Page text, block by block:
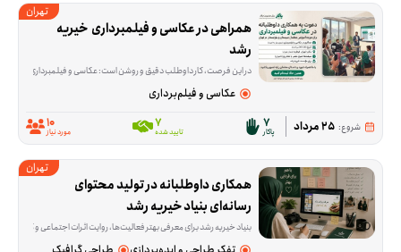
تهران
رشد
در این فرصت، کار داوطلب دقیق و روشن است: عکاسی و فیلمبرداری از حضور ۱۵ نفر از معلم‌های سیستان و بلوچستان که برای دوره آموزشی به تهران می‌آیند. این همکاری از ۲۶ تا ۳۰ مرداد انجام می‌شود و فقط ثبت تصویر و ویدئو در دو شیفت صبح و عصر لازم است؛ ادیت و آماده‌سازی محتوا جزو کار نیست. محل برگزاری این برنامه خیریه رشد در قیطریه شمالی، تهران در استان تهران است. اگر عکاسی یا فیلمبرداری بلد هستید و می‌توانید در یکی از شیفت‌ها یا در چند روز این برنامه حضور داشته باشید، این فرصت برای شما مناسب است. اگر برای ثبت این چند روز وقت و مهارت دارید، می‌توانید به این فرصت بپیوندید.
عکاسی و فیلم‌برداری
شروع: 25 مرداد 7
پاکار 7
تایید شده 10
مورد نیاز
تهران
رسانه‌ای بنیاد خیریه رشد
بنیاد خیریه رشد برای معرفی بهتر فعالیت‌ها، روایت اثرات اجتماعی و